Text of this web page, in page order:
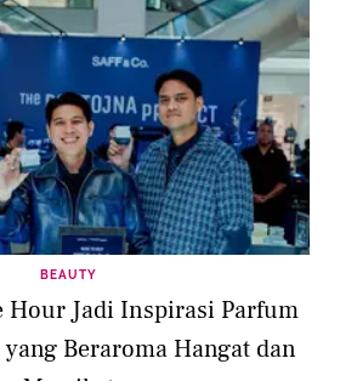
BEAUTY
Hour Jadi Inspirasi Parfum
yang Beraroma Hangat dan